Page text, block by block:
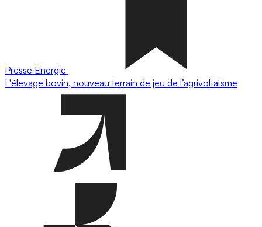
Presse Energie
L'élevage bovin, nouveau terrain de jeu de l’agrivoltaïsme